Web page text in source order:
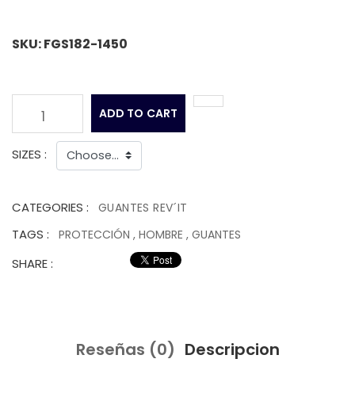
SKU: FGS182-1450
1 ADD TO CART
SIZES :
CATEGORIES : GUANTES REV´IT
TAGS : PROTECCIÓN , HOMBRE , GUANTES
SHARE :
Reseñas (0) Descripcion